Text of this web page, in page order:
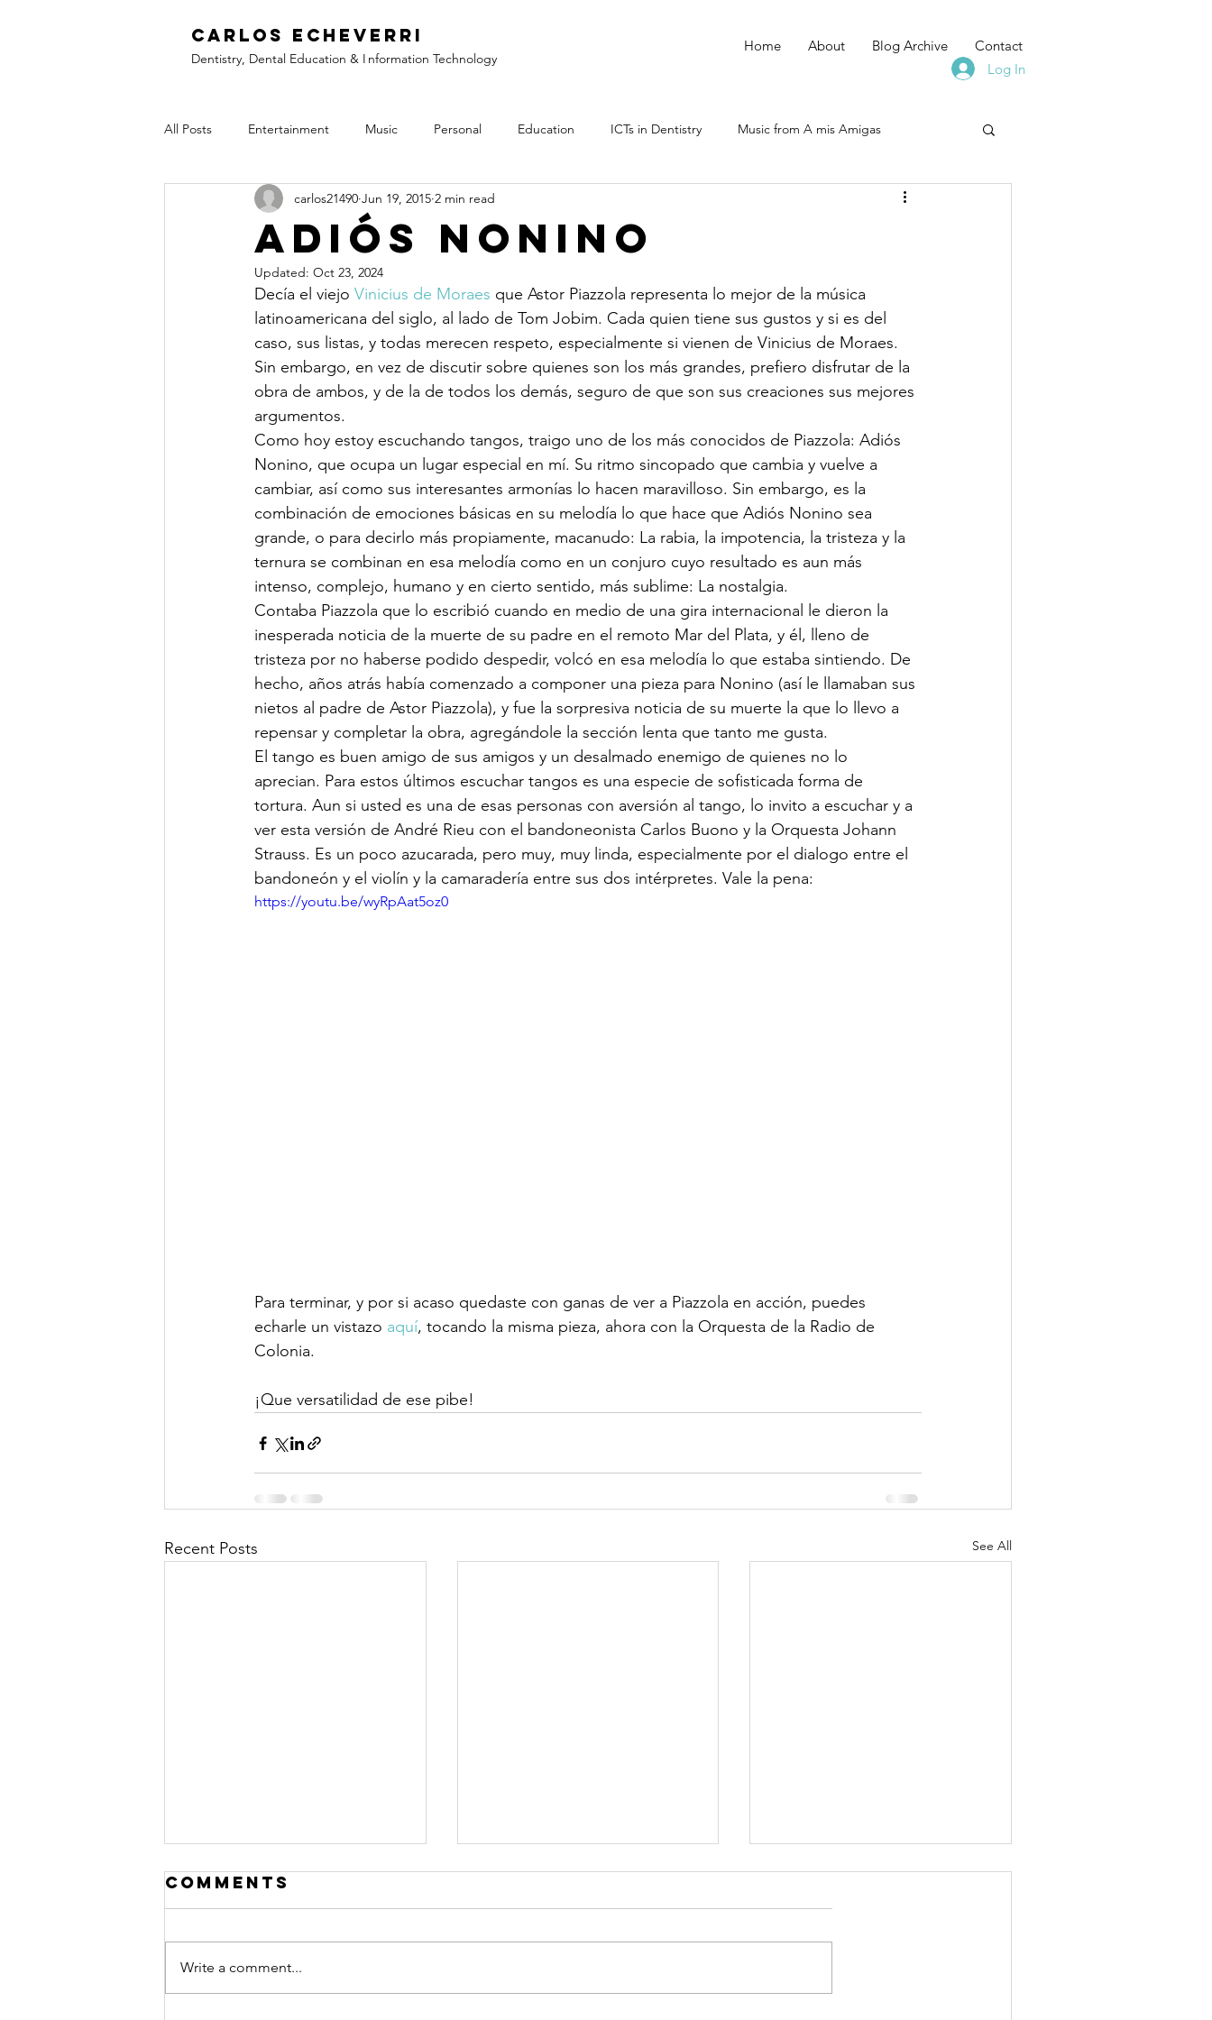
Carlos Echeverri
Dentistry, Dental Education & I nformation Technology
Home About Blog Archive
Contact
Log In
All Posts Entertainment Music Personal Education ICTs in Dentistry Music from A mis Amigas
Adiós Nonino
carlos21490 Jun 19, 2015 2 min read
Updated: Oct 23, 2024
Decía el viejo Vinicius de Moraes que Astor Piazzola representa lo mejor de la música
latinoamericana del siglo, al lado de Tom Jobim. Cada quien tiene sus gustos y si es del
caso, sus listas, y todas merecen respeto, especialmente si vienen de Vinicius de Moraes.
Sin embargo, en vez de discutir sobre quienes son los más grandes, prefiero disfrutar de la
obra de ambos, y de la de todos los demás, seguro de que son sus creaciones sus mejores
argumentos.
Como hoy estoy escuchando tangos, traigo uno de los más conocidos de Piazzola: Adiós
Nonino, que ocupa un lugar especial en mí. Su ritmo sincopado que cambia y vuelve a
cambiar, así como sus interesantes armonías lo hacen maravilloso. Sin embargo, es la
combinación de emociones básicas en su melodía lo que hace que Adiós Nonino sea
grande, o para decirlo más propiamente, macanudo: La rabia, la impotencia, la tristeza y la
ternura se combinan en esa melodía como en un conjuro cuyo resultado es aun más
intenso, complejo, humano y en cierto sentido, más sublime: La nostalgia.
Contaba Piazzola que lo escribió cuando en medio de una gira internacional le dieron la
inesperada noticia de la muerte de su padre en el remoto Mar del Plata, y él, lleno de
tristeza por no haberse podido despedir, volcó en esa melodía lo que estaba sintiendo. De
hecho, años atrás había comenzado a componer una pieza para Nonino (así le llamaban sus
nietos al padre de Astor Piazzola), y fue la sorpresiva noticia de su muerte la que lo llevo a
repensar y completar la obra, agregándole la sección lenta que tanto me gusta.
El tango es buen amigo de sus amigos y un desalmado enemigo de quienes no lo
aprecian. Para estos últimos escuchar tangos es una especie de sofisticada forma de
tortura. Aun si usted es una de esas personas con aversión al tango, lo invito a escuchar y a
ver esta versión de André Rieu con el bandoneonista Carlos Buono y la Orquesta Johann
Strauss. Es un poco azucarada, pero muy, muy linda, especialmente por el dialogo entre el
bandoneón y el violín y la camaradería entre sus dos intérpretes. Vale la pena:
https://youtu.be/wyRpAat5oz0
Para terminar, y por si acaso quedaste con ganas de ver a Piazzola en acción, puedes
echarle un vistazo aquí, tocando la misma pieza, ahora con la Orquesta de la Radio de
Colonia.
¡Que versatilidad de ese pibe!
Recent Posts See All
Comments
Write a comment...